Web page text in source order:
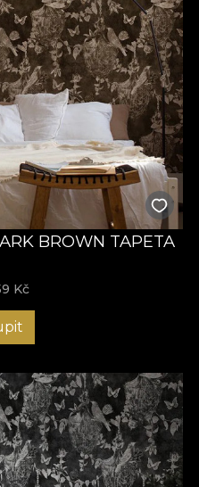
BROWN TAPETA
Kč